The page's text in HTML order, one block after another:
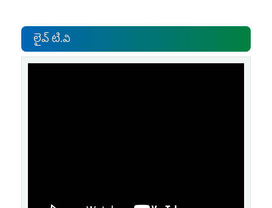
లైవ్ టి.వి